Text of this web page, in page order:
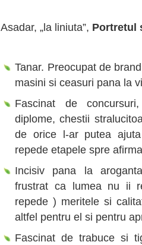
Asadar, „la liniuta”, Portretul
Tanar. Preocupat de
masini si ceasuri pana la
Fascinat de
diplome, chestii
de orice l-ar putea
repede etapele spre
Incisiv pana la
frustrat ca lumea nu ii
repede ) meritele si
altfel pentru el si pentru
Fascinat de trabuce si